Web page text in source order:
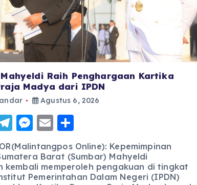
Raih Penghargaan Kartika
Madya dari IPDN
Agustus 6, 2026
T
el
e
g
M
e
ss
e
E
m
ai
l
h
a
re
Online): Kepemimpinan
Barat (Sumbar) Mahyeldi
kembali memperoleh pengakuan di tingkat
Pemerintahan Dalam Negeri (IPDN)